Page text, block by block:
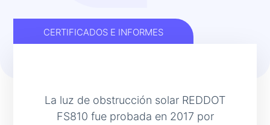
CERTIFICADOS E INFORMES
La luz de obstrucción solar REDDOT
FS810 fue probada en 2017 por